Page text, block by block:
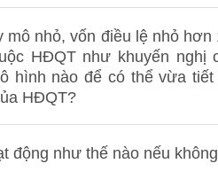
mô nhỏ, vốn điều lệ nhỏ
HĐQT như khuyến nghị
hình nào để có thể vừa
HĐQT?
động như thế nào nếu